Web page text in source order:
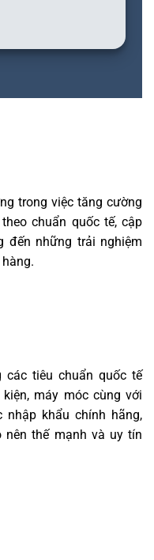
trong việc tăng cường
chuẩn quốc tế, cập
đến những trải nghiệm
các tiêu chuẩn quốc tế
máy móc cùng với
khẩu chính hãng,
thế mạnh và uy tín